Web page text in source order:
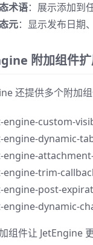
术语：展示添加到
元：显示发布日期
附加组件
还提供多个附加组
engine-custom-
engine-dynamic-
engine-
engine-trim-
engine-post-
engine-dynamic-
组件让 JetEngine